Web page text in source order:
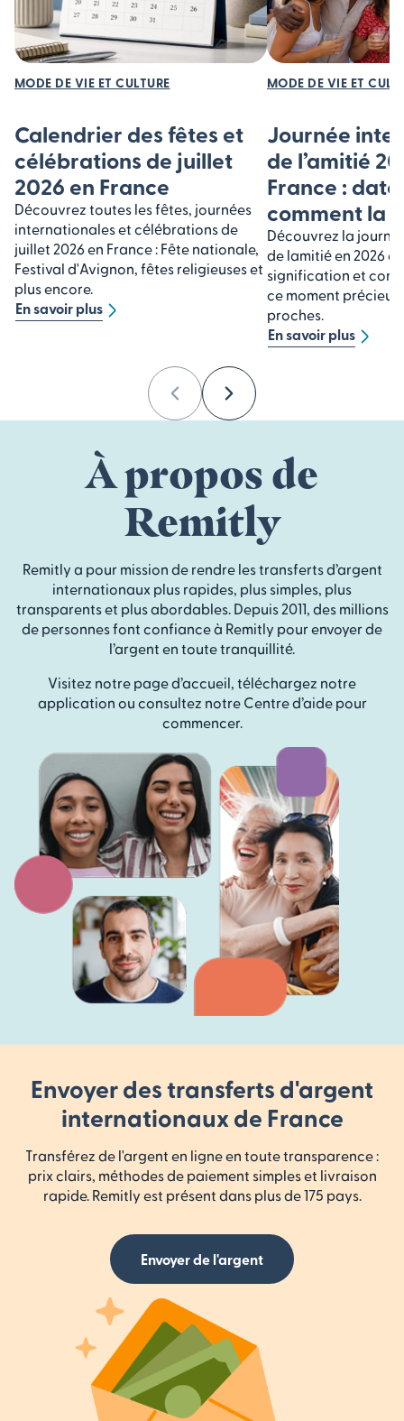
MODE DE VIE ET CULTURE
Calendrier des fêtes et
célébrations de juillet
2026 en France
Découvrez toutes les fêtes, journées
internationales et célébrations de
juillet 2026 en France : Fête nationale,
Festival d'Avignon, fêtes religieuses et
plus encore.
En savoir plus
MODE DE VIE ET
Journée
de l’amitié
France :
comment la
Découvrez la
de lamitié en 2026
signification et
ce moment précieux
proches.
En savoir plus
PreviousNext
À propos de
Remitly
Remitly a pour mission de rendre les transferts d’argent
internationaux plus rapides, plus simples, plus
transparents et plus abordables. Depuis 2011, des millions
de personnes font confiance à Remitly pour envoyer de
l’argent en toute tranquillité.
Visitez notre page d’accueil, téléchargez notre
application ou consultez notre Centre d’aide pour
commencer.
Envoyer des transferts d'argent
internationaux de France
Transférez de l'argent en ligne en toute transparence :
prix clairs, méthodes de paiement simples et livraison
rapide. Remitly est présent dans plus de 175 pays.
Envoyer de l'argent